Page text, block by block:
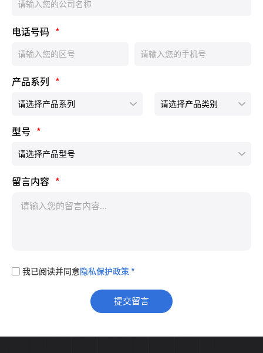
电话号码 *
产品系列 *
型号 *
留言内容 *
我已阅读并同意 隐私保护政策 *